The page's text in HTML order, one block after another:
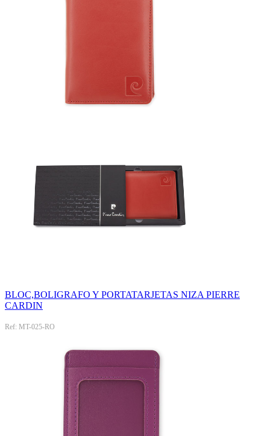
BLOC,BOLIGRAFO Y PORTATARJETAS NIZA PIERRE
CARDIN
Ref: MT-025-RO